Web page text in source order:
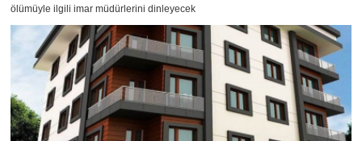
ölümüyle ilgili imar müdürlerini dinleyecek